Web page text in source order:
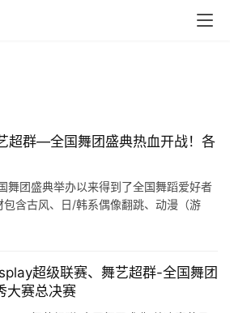
超群—全国舞团盛典热血开战！各
团盛典举办以来得到了全国舞蹈爱好者
含古风、日/韩系偶像翻跳、动漫（游
超级联赛、舞艺超群-全国舞团
大赛总决赛